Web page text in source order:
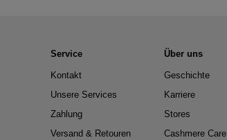
Service
Kontakt
Unsere Services
Zahlung
Versand & Retouren
Über uns
Geschichte
Karriere
Stores
Cashmere Care